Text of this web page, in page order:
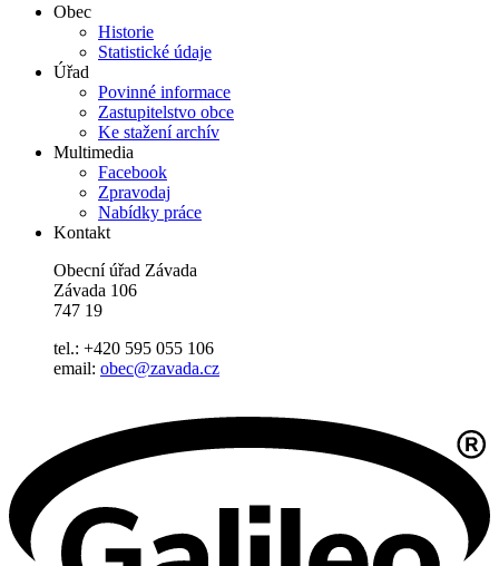
Obec
Historie
Statistické údaje
Úřad
Povinné informace
Zastupitelstvo obce
Ke stažení archív
Multimedia
Facebook
Zpravodaj
Nabídky práce
Kontakt
Obecní úřad Závada
Závada 106
747 19
tel.: +420 595 055 106
email: obec@zavada.cz